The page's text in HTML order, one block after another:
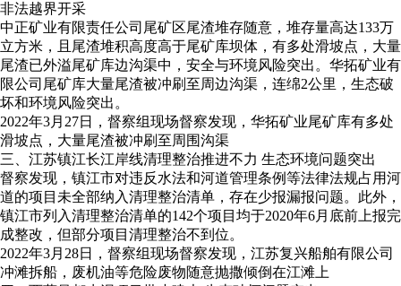
非法越界开采
中正矿业有限责任公司尾矿区尾渣堆存随意，堆存量高达133万
立方米，且尾渣堆积高度高于尾矿库坝体，有多处滑坡点，大量
尾渣已外溢尾矿库边沟渠中，安全与环境风险突出。华拓矿业有
限公司尾矿库大量尾渣被冲刷至周边沟渠，连绵2公里，生态破
坏和环境风险突出。
2022年3月27日，督察组现场督察发现，华拓矿业尾矿库有多处
滑坡点，大量尾渣被冲刷至周围沟渠
三、江苏镇江长江岸线清理整治推进不力 生态环境问题突出
督察发现，镇江市对违反水法和河道管理条例等法律法规占用河
道的项目未全部纳入清理整治清单，存在少报漏报问题。此外，
镇江市列入清理整治清单的142个项目均于2020年6月底前上报完
成整改，但部分项目清理整治不到位。
2022年3月28日，督察组现场督察发现，江苏复兴船舶有限公司
冲滩拆船，废机油等危险废物随意抛撒倾倒在江滩上